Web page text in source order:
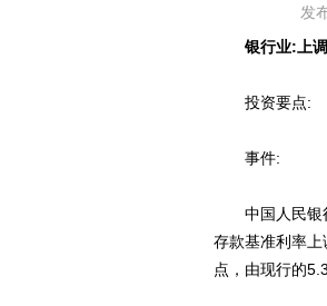
发
银行业:上调
投资要点:
事件:
中国人民银行
存款基准利率
点，由现行的